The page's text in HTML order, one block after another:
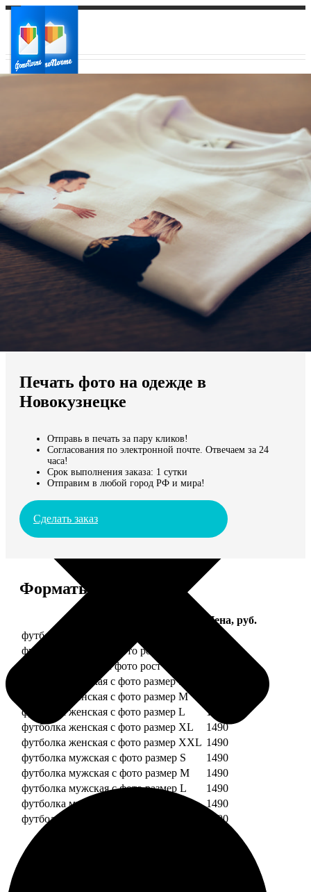
Ваш регион доставки
Выберите из списка:
Мы доставляем по всему миру
Продолжить без города
Печать фото на одежде в
Новокузнецке
Отправь в печать за пару кликов!
Согласования по электронной почте. Отвечаем за 24
часа!
Срок выполнения заказа: 1 сутки
Отправим в любой город РФ и мира!
Сделать заказ
Форматы и цены
Цена, руб.
футболка детская с фото рост 118 см
1490
футболка детская с фото рост 128 см
футболка детская с фото рост 134 см
футболка женская с фото размер S
футболка женская с фото размер M
футболка женская с фото размер L
1490
футболка женская с фото размер XL
1490
футболка женская с фото размер XXL 1490
футболка мужская с фото размер S
1490
футболка мужская с фото размер M
1490
футболка мужская с фото размер L
1490
футболка мужская с фото размер XL
1490
футболка мужская с фото размер XXL
1490